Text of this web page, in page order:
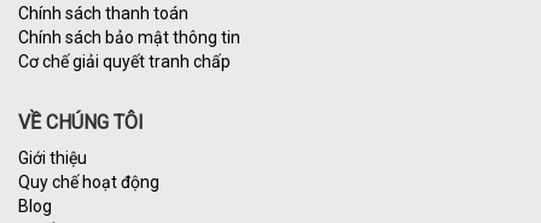
Chính sách thanh toán
Chính sách bảo mật thông tin
Cơ chế giải quyết tranh chấp
VỀ CHÚNG TÔI
Giới thiệu
Quy chế hoạt động
Blog